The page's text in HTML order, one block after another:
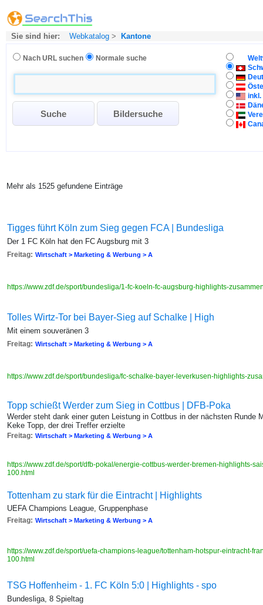
Sie sind hier: Webkatalog > Kantone
Nach URL suchen Normale suche
inkl.
Mehr als 1525 gefundene Einträge
Tigges führt Köln zum Sieg gegen FCA | Bundesliga
Der 1 FC Köln hat den FC Augsburg mit 3
Freitag: Wirtschaft > Marketing & Werbung > A
https://www.zdf.de/sport/bundesliga/1-fc-koeln-fc-augsburg-highlights-
Tolles Wirtz-Tor bei Bayer-Sieg auf Schalke | High
Mit einem souveränen 3
Freitag: Wirtschaft > Marketing & Werbung > A
https://www.zdf.de/sport/bundesliga/fc-schalke-bayer-leverkusen-highlights-
Topp schießt Werder zum Sieg in Cottbus | DFB-Poka
Werder steht dank einer guten Leistung in Cottbus in der nächsten Runde
Keke Topp, der drei Treffer erzielte
Freitag: Wirtschaft > Marketing & Werbung > A
https://www.zdf.de/sport/dfb-pokal/energie-cottbus-werder-bremen-highlights-
100.html
Tottenham zu stark für die Eintracht | Highlights
UEFA Champions League, Gruppenphase
Freitag: Wirtschaft > Marketing & Werbung > A
https://www.zdf.de/sport/uefa-champions-league/tottenham-hotspur-eintracht-
100.html
TSG Hoffenheim - 1. FC Köln 5:0 | Highlights - spo
Bundesliga, 8 Spieltag